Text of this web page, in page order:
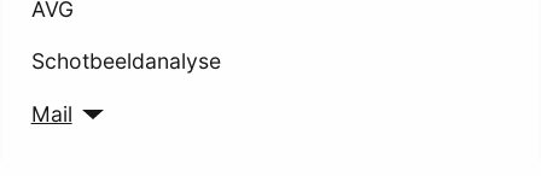
AVG
Schotbeeldanalyse
Mail